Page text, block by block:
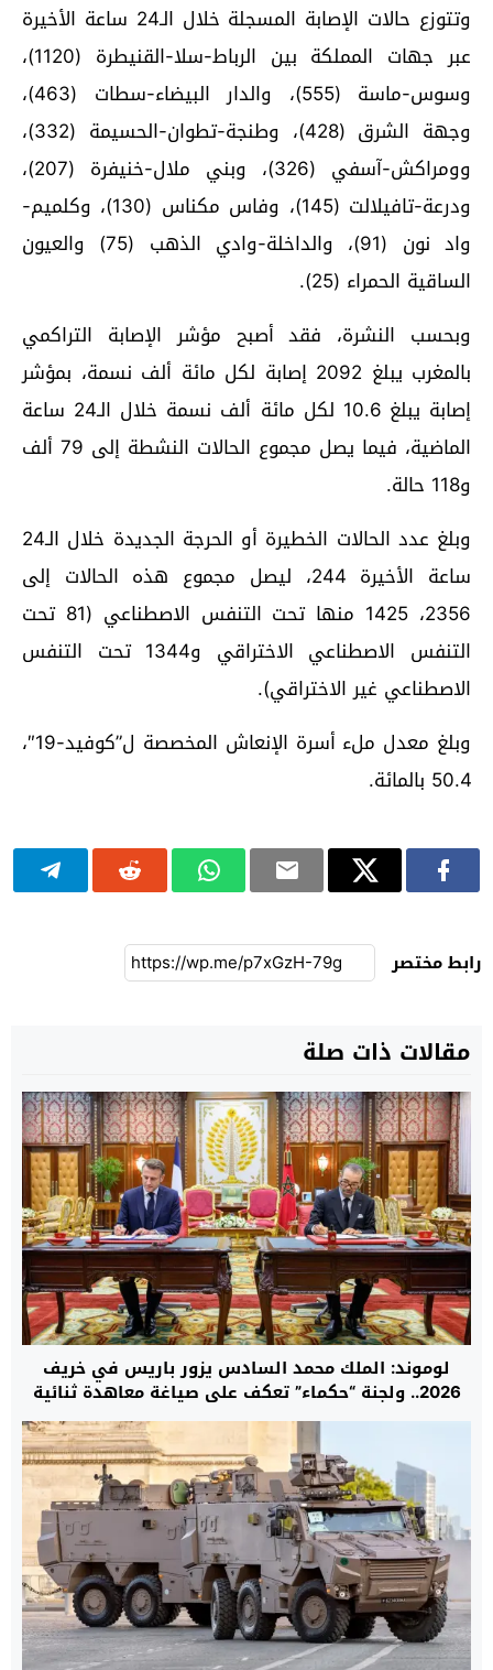
وتتوزع حالات الإصابة المسجلة خلال الـ24 ساعة الأخيرة
عبر جهات المملكة بين الرباط-سلا-القنيطرة (1120)،
وسوس-ماسة (555)، والدار البيضاء-سطات (463)،
وجهة الشرق (428)، وطنجة-تطوان-الحسيمة (332)،
وومراكش-آسفي (326)، وبني ملال-خنيفرة (207)،
ودرعة-تافيلالت (145)، وفاس مكناس (130)، وكلميم-
واد نون (91)، والداخلة-وادي الذهب (75) والعيون
الساقية الحمراء (25).
وبحسب النشرة، فقد أصبح مؤشر الإصابة التراكمي
بالمغرب يبلغ 2092 إصابة لكل مائة ألف نسمة، بمؤشر
إصابة يبلغ 10.6 لكل مائة ألف نسمة خلال الـ24 ساعة
الماضية، فيما يصل مجموع الحالات النشطة إلى 79 ألف
و118 حالة.
وبلغ عدد الحالات الخطيرة أو الحرجة الجديدة خلال الـ24
ساعة الأخيرة 244، ليصل مجموع هذه الحالات إلى
2356، 1425 منها تحت التنفس الاصطناعي (81 تحت
التنفس الاصطناعي الاختراقي و1344 تحت التنفس
الاصطناعي غير الاختراقي).
وبلغ معدل ملء أسرة الإنعاش المخصصة ل”كوفيد-19″،
50.4 بالمائة.
رابط مختصر
مقالات ذات صلة
لوموند: الملك محمد السادس يزور باريس في خريف
2026.. ولجنة “حكماء” تعكف على صياغة معاهدة ثنائية
جديدة بين المغرب وفرنسا